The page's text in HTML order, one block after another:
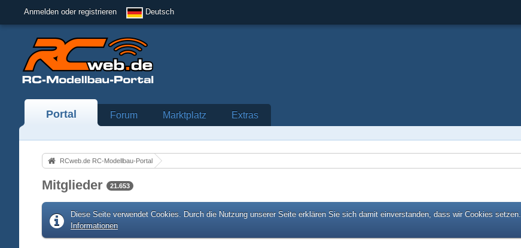
Anmelden oder registrieren Deutsch
Portal Forum Marktplatz Extras
RCweb.de RC-Modellbau-Portal
Mitglieder 21.653
Diese Seite verwendet Cookies. Durch die Nutzung unserer Seite erklären Sie sich damit einverstanden, dass wir Cookies setzen.
Informationen